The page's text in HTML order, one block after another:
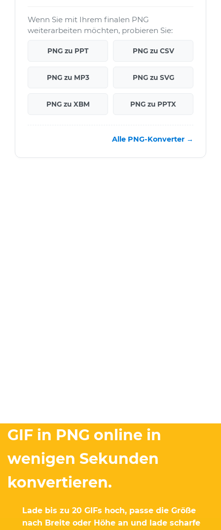
Wenn Sie mit Ihrem finalen PNG
weiterarbeiten möchten, probieren Sie:
PNG zu PPT PNG zu CSV
PNG zu MP3 PNG zu SVG
PNG zu XBM PNG zu PPTX
Alle PNG-Konverter →
GIF in PNG online in
wenigen Sekunden
konvertieren.
Lade bis zu 20 GIFs hoch, passe die Größe
nach Breite oder Höhe an und lade scharfe